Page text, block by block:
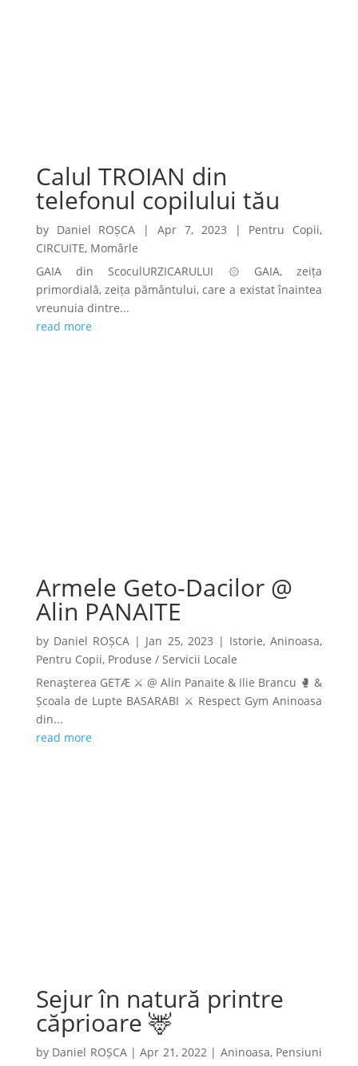
Calul TROIAN din
telefonul copilului tău
by Daniel ROȘCA |Apr 7, 2023 | Pentru Copii,
CIRCUITE, Momârle
GAIA din ScoculURZICARULUI ۞ GAIA, zeița
primordială, zeița pământului, care a existat înaintea
vreunuia dintre...
read more
Armele Geto-Dacilor @
Alin PANAITE
by Daniel ROȘCA | Jan 25, 2023 | Istorie,Aninoasa,
Pentru Copii, Produse / Servicii Locale
Renaşterea GETÆ ⚔️ @ Alin Panaite & Ilie Brancu 🥊 &
Școala de Lupte BASARABI ⚔️ Respect Gym Aninoasa
din...
read more
Sejur în natură printre
căprioare 🦌
by Daniel ROȘCA|Apr 21, 2022 | Aninoasa, Pensiuni